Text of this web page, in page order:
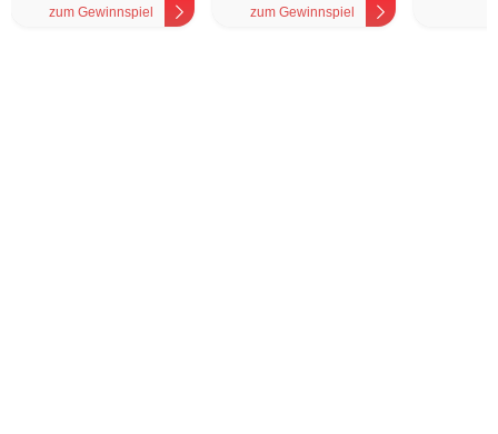
zum Gewinnspiel zum Gewinnspiel